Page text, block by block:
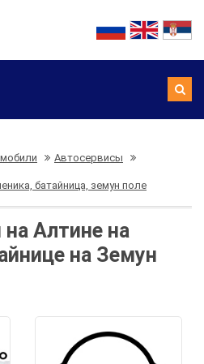
Автосервисы
батайница, земун поле
Алтине на
на Земун